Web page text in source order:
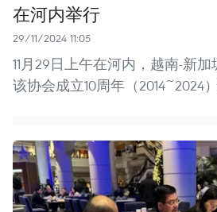
在河内举行
29/11/2024 11:05
11月29日上午在河内，越南-新
该协会成立10周年（2014~2024